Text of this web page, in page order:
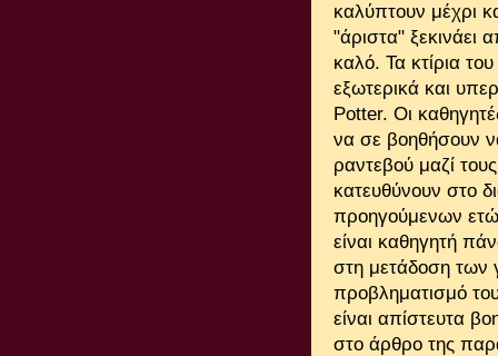
καλύπτουν μέχρι
"άριστα" ξεκινάει
καλό. Τα κτίρια
εξωτερικά και
Potter. Οι
να σε βοηθήσουν
ραντεβού μαζί
κατευθύνουν στο
προηγούμενων
είναι καθηγητή
στη μετάδοση των
προβληματισμό
είναι απίστευτα
στο άρθρο της